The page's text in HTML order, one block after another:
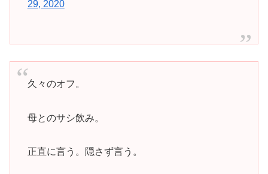
29, 2020
久々のオフ。
母とのサシ飲み。
正直に言う。隠さず言う。